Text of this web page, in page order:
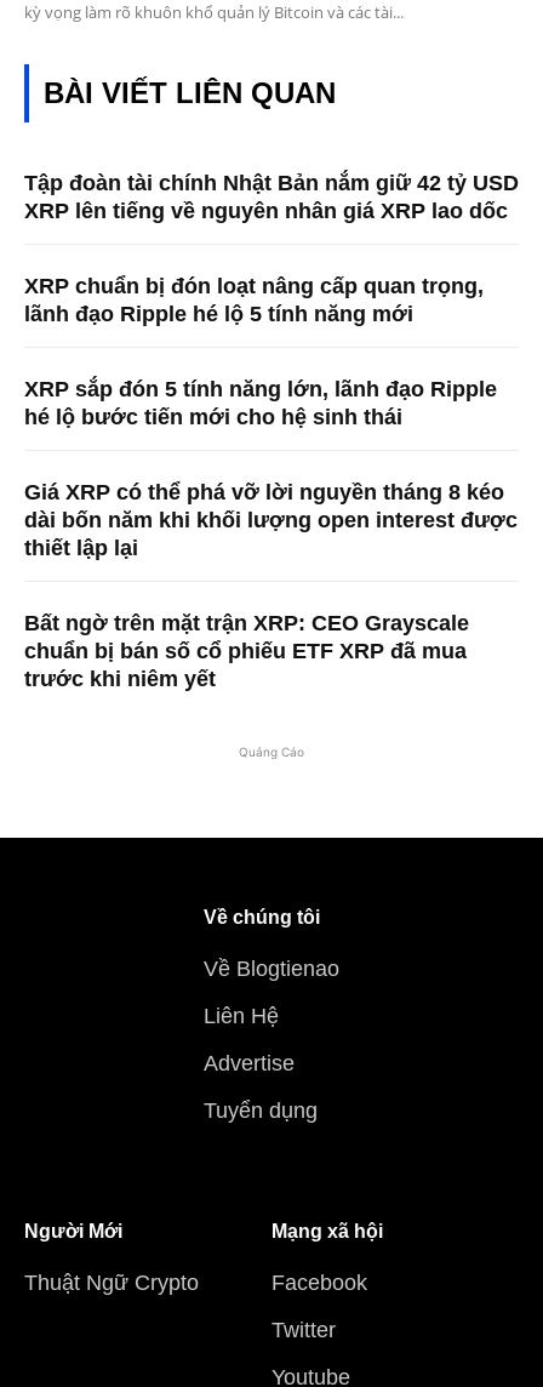
kỳ vọng làm rõ khuôn khổ quản lý Bitcoin và các tài...
BÀI VIẾT LIÊN QUAN
Tập đoàn tài chính Nhật Bản nắm giữ 42 tỷ USD
XRP lên tiếng về nguyên nhân giá XRP lao dốc
XRP chuẩn bị đón loạt nâng cấp quan trọng,
lãnh đạo Ripple hé lộ 5 tính năng mới
XRP sắp đón 5 tính năng lớn, lãnh đạo Ripple
hé lộ bước tiến mới cho hệ sinh thái
Giá XRP có thể phá vỡ lời nguyền tháng 8 kéo
dài bốn năm khi khối lượng open interest được
thiết lập lại
Bất ngờ trên mặt trận XRP: CEO Grayscale
chuẩn bị bán số cổ phiếu ETF XRP đã mua
trước khi niêm yết
Quảng Cáo
Về chúng tôi
Về Blogtienao
Liên Hệ
Advertise
Tuyển dụng
Người Mới
Thuật Ngữ Crypto
Mạng xã hội
Facebook
Twitter
Youtube